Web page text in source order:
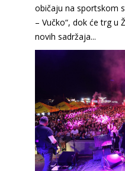
običaju na sportskom
– Vučko“, dok će trg u
novih sadržaja...